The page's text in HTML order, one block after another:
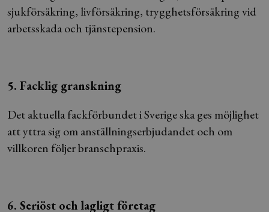
sjukförsäkring, livförsäkring, trygghetsförsäkring vid
arbetsskada och tjänstepension.
5. Facklig granskning
Det aktuella fackförbundet i Sverige ska ges möjlighet
att yttra sig om anställningserbjudandet och om
villkoren följer branschpraxis.
6. Seriöst och lagligt företag